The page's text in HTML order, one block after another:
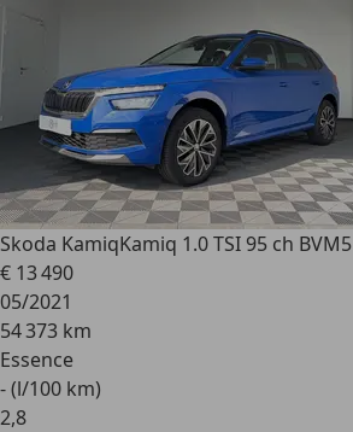
Skoda KamiqKamiq 1.0 TSI 95 ch BVM5
€ 13 490
05/2021
54 373 km
Essence
- (l/100 km)
2,8